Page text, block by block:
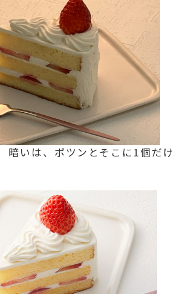
いは、ポツンとそこに1個だけ